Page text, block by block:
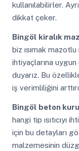
kullanılabilirler.
dikkat çeker.
Bingöl kiralık
biz ısımak
ihtiyaçlarına
duyarız. Bu
iş verimliliğini
Bingöl beton
hangi tip ısıtıcıyı
için bu detayları
malzemesinin